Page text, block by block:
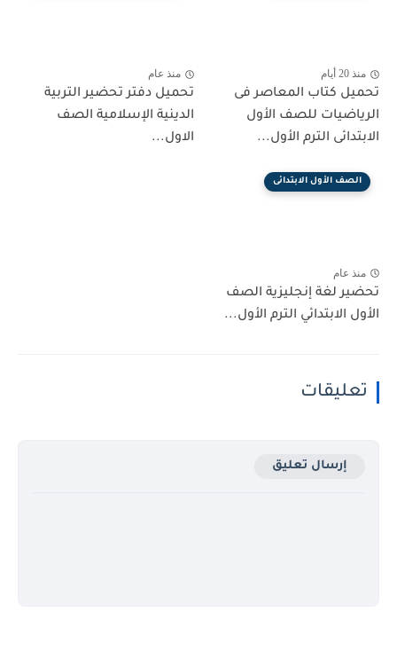
منذ 20 أيام
تحميل كتاب المعاصر فى
الرياضيات للصف الأول
الابتدائى الترم الأول...
منذ عام
تحميل دفتر تحضير التربية
الدينية الإسلامية الصف
الاول...
الصف الأول الابتدائى
منذ عام
تحضير لغة إنجليزية الصف
الأول الابتدائي الترم الأول...
تعليقات
إرسال تعليق